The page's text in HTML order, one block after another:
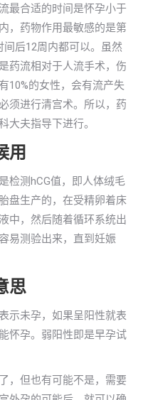
最合适的时间是怀孕小于
，药物作用最敏感的是第
后12周内都可以。虽然
药流相对于人流手术，伤
10%的女性，会有流产失
须进行清宫术。所以，药
大夫指导下进行。
用
检测hCG值，即人体绒毛
盘生产的，在受精卵着床
中，然后随着循环系统出
易测验出来，直到妊娠
思
示未孕，如果呈阳性就表
怀孕。弱阳性即是早孕试
，但也有可能不是，需要